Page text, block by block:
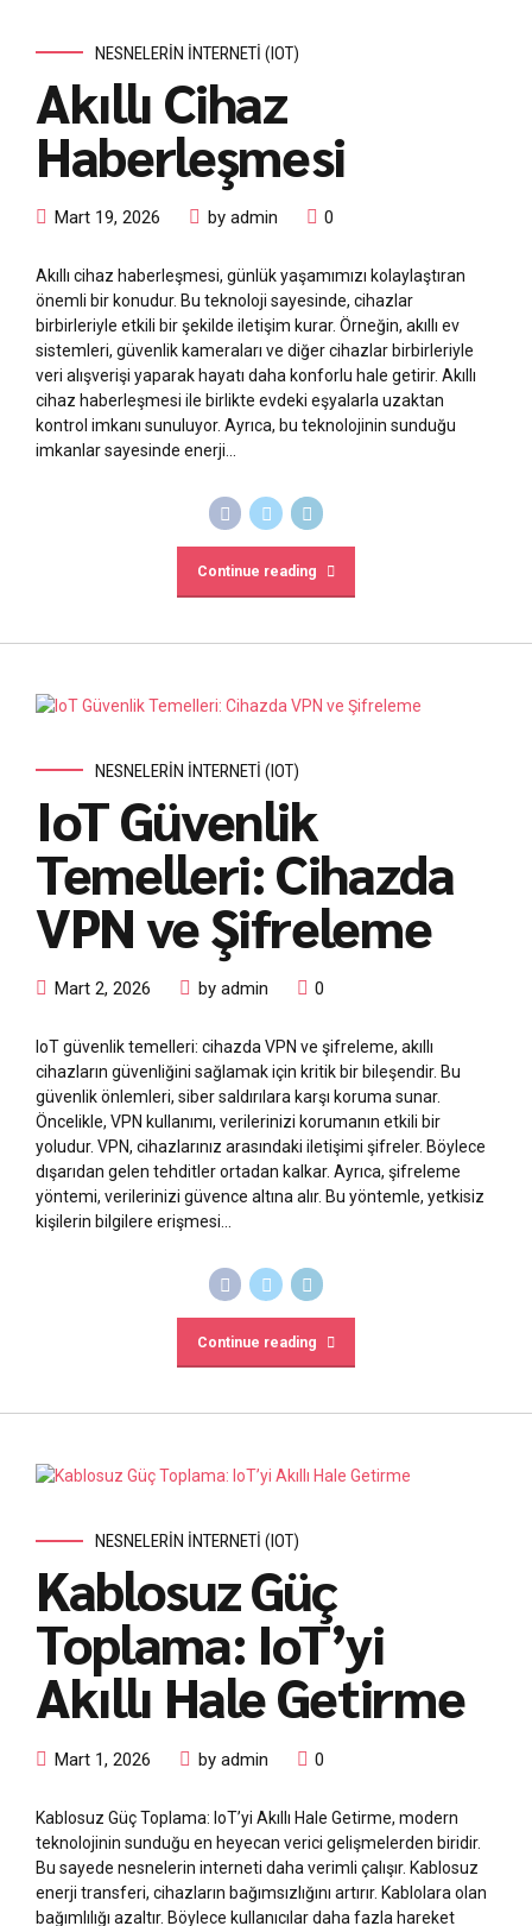
NESNELERIN İNTERNETI (IOT)
Akıllı Cihaz
Haberleşmesi
Mart 19, 2026 by admin 0
Akıllı cihaz haberleşmesi, günlük yaşamımızı kolaylaştıran
önemli bir konudur. Bu teknoloji sayesinde, cihazlar
birbirleriyle etkili bir şekilde iletişim kurar. Örneğin, akıllı ev
sistemleri, güvenlik kameraları ve diğer cihazlar birbirleriyle
veri alışverişi yaparak hayatı daha konforlu hale getirir. Akıllı
cihaz haberleşmesi ile birlikte evdeki eşyalarla uzaktan
kontrol imkanı sunuluyor. Ayrıca, bu teknolojinin sunduğu
imkanlar sayesinde enerji...
Continue reading
NESNELERIN İNTERNETI (IOT)
IoT Güvenlik
Temelleri: Cihazda
VPN ve Şifreleme
Mart 2, 2026 by admin 0
IoT güvenlik temelleri: cihazda VPN ve şifreleme, akıllı
cihazların güvenliğini sağlamak için kritik bir bileşendir. Bu
güvenlik önlemleri, siber saldırılara karşı koruma sunar.
Öncelikle, VPN kullanımı, verilerinizi korumanın etkili bir
yoludur. VPN, cihazlarınız arasındaki iletişimi şifreler. Böylece
dışarıdan gelen tehditler ortadan kalkar. Ayrıca, şifreleme
yöntemi, verilerinizi güvence altına alır. Bu yöntemle, yetkisiz
kişilerin bilgilere erişmesi...
Continue reading
NESNELERIN İNTERNETI (IOT)
Kablosuz Güç
Toplama: IoT’yi
Akıllı Hale Getirme
Mart 1, 2026 by admin 0
Kablosuz Güç Toplama: IoT’yi Akıllı Hale Getirme, modern
teknolojinin sunduğu en heyecan verici gelişmelerden biridir.
Bu sayede nesnelerin interneti daha verimli çalışır. Kablosuz
enerji transferi, cihazların bağımsızlığını artırır. Kablolara olan
bağımlılığı azaltır. Böylece kullanıcılar daha fazla hareket